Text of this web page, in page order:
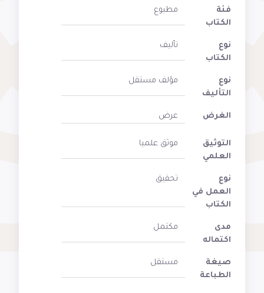
فئة
الكتاب
مطبوع
نوع
الكتاب
تأليف
نوع
التأليف
مؤلف مستقل
الغرض عرض
التوثيق
العلمي
موثق علميا
نوع
العمل في
الكتاب
تحقيق
مدى
اكتماله
مكتمل
صيغة
الطباعة
مستقل